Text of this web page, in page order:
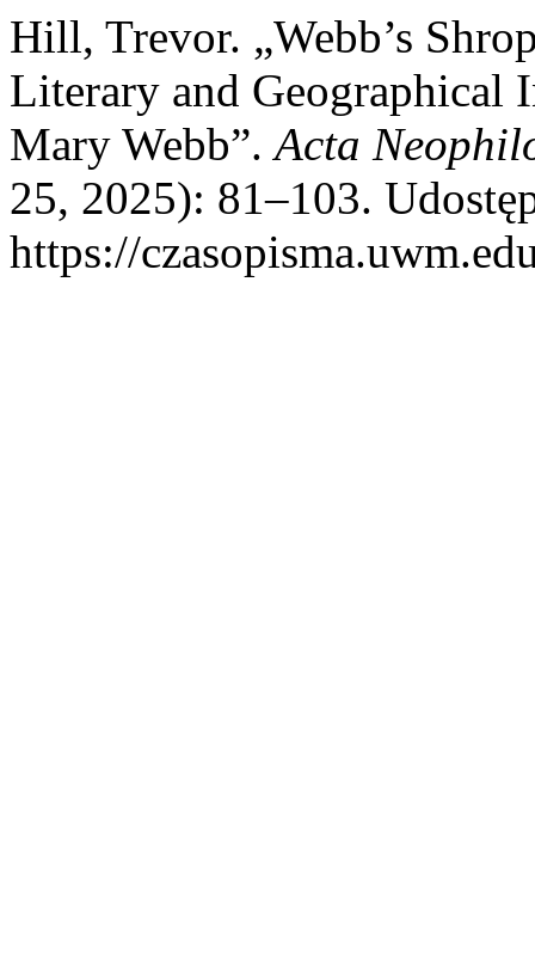
Hill, Trevor. „Webb’s
Literary and Geographical
Mary Webb”.Acta
25, 2025): 81–103.
https://